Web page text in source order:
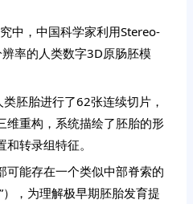
中，中国科学家利用Stereo-
率的人类数字3D原肠胚模
胚胎进行了62张连续切片，
维重构，系统描绘了胚胎的形
转录组特征。
可能存在一个类似中部脊索的
），为理解极早期胚胎发育提